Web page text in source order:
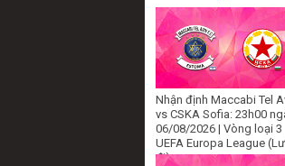
Nhận định Maccabi Tel
vs CSKA Sofia: 23h00
06/08/2026 | Vòng loại 3
UEFA Europa League
đi)